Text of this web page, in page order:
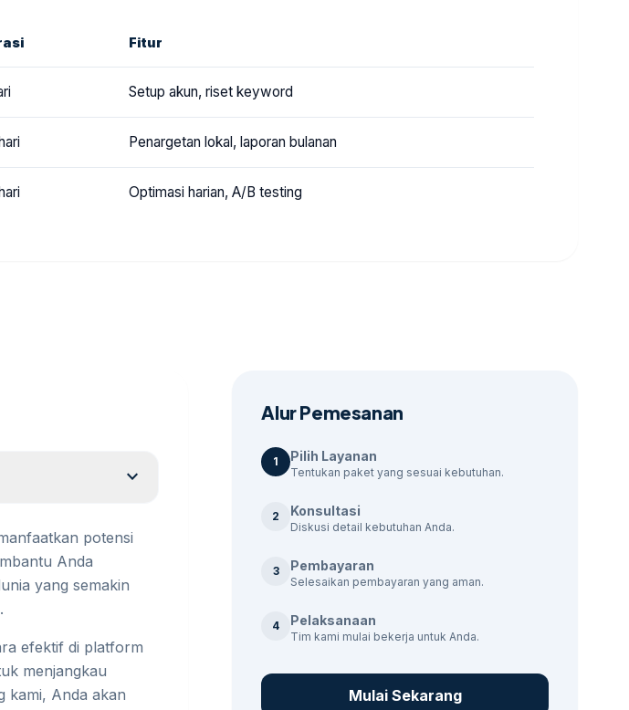
Fitur
Setup akun, riset keyword
Penargetan lokal, laporan bulanan
Optimasi harian, A/B testing
expand_more
potensi
Anda
yang semakin
efektif di platform
menjangkau
kami, Anda akan
Alur Pemesanan
1 Pilih Layanan
Tentukan paket yang sesuai kebutuhan.
2 Konsultasi
Diskusi detail kebutuhan Anda.
3 Pembayaran
Selesaikan pembayaran yang aman.
4 Pelaksanaan
Tim kami mulai bekerja untuk Anda.
Mulai Sekarang